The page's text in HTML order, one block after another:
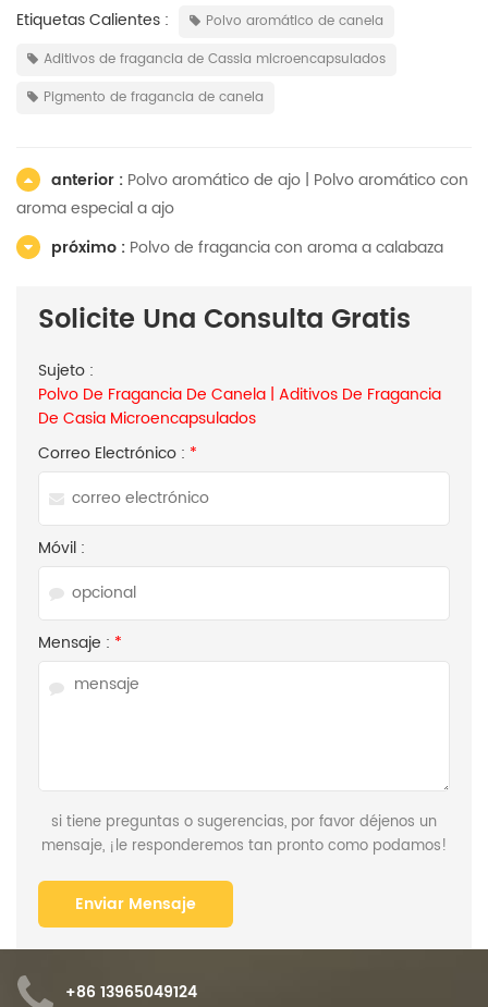
Etiquetas Calientes :
Polvo aromático de canela
Aditivos de fragancia de Cassia microencapsulados
Pigmento de fragancia de canela
anterior : Polvo aromático de ajo | Polvo aromático con
aroma especial a ajo
próximo : Polvo de fragancia con aroma a calabaza
Solicite Una Consulta Gratis
Sujeto :
Polvo De Fragancia De Canela | Aditivos De Fragancia
De Casia Microencapsulados
Correo Electrónico : *
Móvil :
Mensaje : *
si tiene preguntas o sugerencias, por favor déjenos un
mensaje, ¡le responderemos tan pronto como podamos!
+86 13965049124